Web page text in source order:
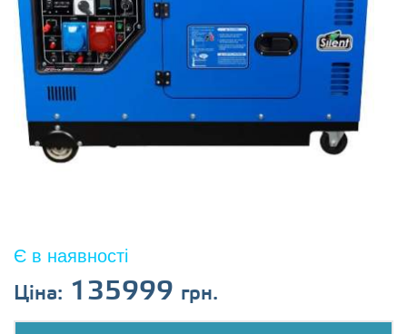
Є в наявності
Ціна: 135999 грн.